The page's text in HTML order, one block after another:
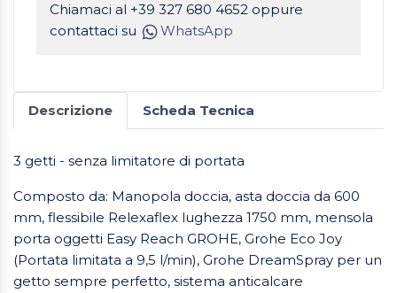
Chiamaci al +39 327 680 4652 oppure
contattaci su
WhatsApp
Descrizione Scheda Tecnica
3 getti - senza limitatore di portata
Composto da: Manopola doccia, asta doccia da 600
mm, flessibile Relexaflex lughezza 1750 mm, mensola
porta oggetti Easy Reach GROHE, Grohe Eco Joy
(Portata limitata a 9,5 l/min), Grohe DreamSpray per un
getto sempre perfetto, sistema anticalcare